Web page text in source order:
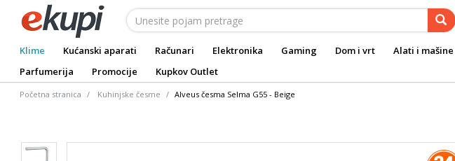
Klime Kućanski aparati Računari Elektronika Gaming Dom i vrt Alati i mašine
Parfumerija
Promocije Kupkov Outlet
Početna stranica Kuhinjske česme Alveus česma Selma G55 - Beige